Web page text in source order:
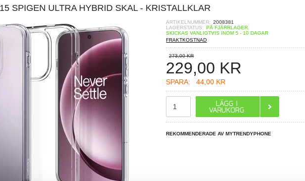
SPIGEN ULTRA HYBRID SKAL - KRISTALLKLAR
ARTIKELNUMMER: 2008381
LAGERSTATUS: PÅ FJÄRRLAGER.
SKICKAS VANLIGTVIS INOM 5 - 10 DAGAR
FRAKTKOSTNAD
273,00 KR
229,00 KR
SPARA: 44,00 KR
REKOMMENDERADE AV MYTRENDYPHONE